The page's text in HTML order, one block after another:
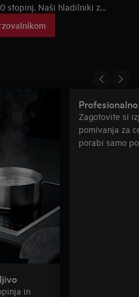
stopinj. Naši hladilniki z
to poseben predal Zero Degree,
temperaturi. Tako lahko
in
Zagotovite si
pomivanja za
porabi samo